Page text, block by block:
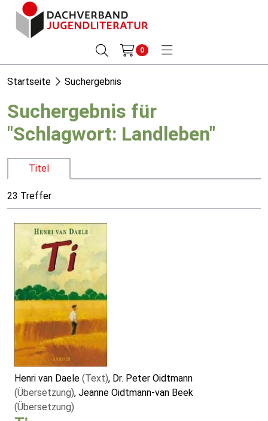
0
Startseite Suchergebnis
Suchergebnis für
"Schlagwort: Landleben"
Titel
23 Treffer
Henri van Daele (Text), Dr. Peter Oidtmann
(Übersetzung), Jeanne Oidtmann-van Beek
(Übersetzung)